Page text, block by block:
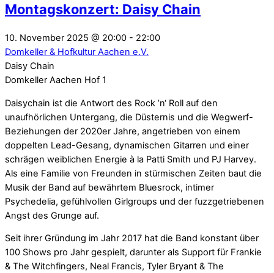
Montagskonzert: Daisy Chain
10. November 2025 @ 20:00 - 22:00
Domkeller & Hofkultur Aachen e.V.
Daisy Chain
Domkeller Aachen Hof 1
Daisychain ist die Antwort des Rock ’n‘ Roll auf den
unaufhörlichen Untergang, die Düsternis und die Wegwerf-
Beziehungen der 2020er Jahre, angetrieben von einem
doppelten Lead-Gesang, dynamischen Gitarren und einer
schrägen weiblichen Energie à la Patti Smith und PJ Harvey.
Als eine Familie von Freunden in stürmischen Zeiten baut die
Musik der Band auf bewährtem Bluesrock, intimer
Psychedelia, gefühlvollen Girlgroups und der fuzzgetriebenen
Angst des Grunge auf.
Seit ihrer Gründung im Jahr 2017 hat die Band konstant über
100 Shows pro Jahr gespielt, darunter als Support für Frankie
& The Witchfingers, Neal Francis, Tyler Bryant & The